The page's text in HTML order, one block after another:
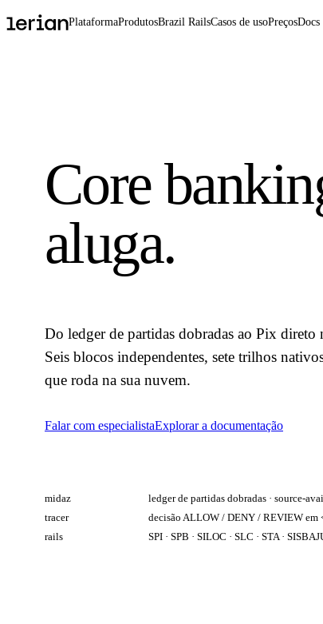
PlataformaProdutosBrazil RailsCasos de usoPreços
Core
aluga.
Do ledger de partidas dobradas ao Pix
Seis blocos independentes, sete trilhos
que roda na sua nuvem.
Falar com especialistaExplorar a documentação
midaz
ledger de partidas dobradas · source-
tracer
decisão ALLOW / DENY / REVIEW em
rails
SPI · SPB · SILOC · SLC · STA ·